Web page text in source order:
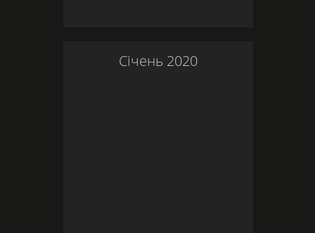
Січень 2020